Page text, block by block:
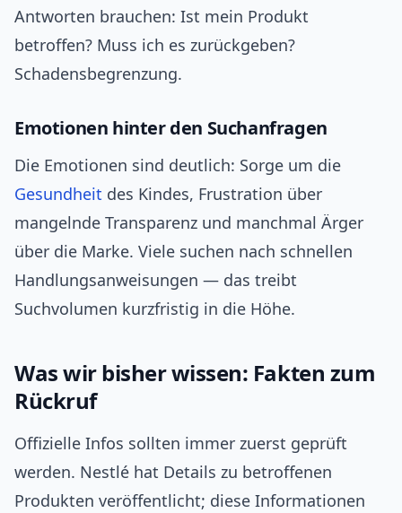
Antworten brauchen: Ist mein Produkt
betroffen? Muss ich es zurückgeben?
Schadensbegrenzung.
Emotionen hinter den Suchanfragen
Die Emotionen sind deutlich: Sorge um die
Gesundheit des Kindes, Frustration über
mangelnde Transparenz und manchmal Ärger
über die Marke. Viele suchen nach schnellen
Handlungsanweisungen — das treibt
Suchvolumen kurzfristig in die Höhe.
Was wir bisher wissen: Fakten zum
Rückruf
Offizielle Infos sollten immer zuerst geprüft
werden. Nestlé hat Details zu betroffenen
Produkten veröffentlicht; diese Informationen